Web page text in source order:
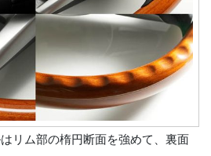
リム部の楕円断面を強めて、裏面